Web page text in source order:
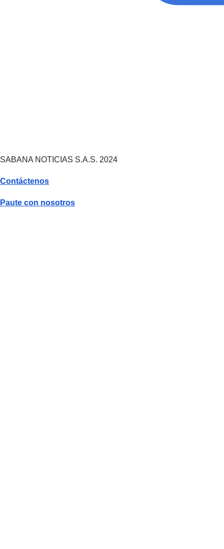
SABANA NOTICIAS S.A.S. 2024
Contáctenos
Paute con nosotros